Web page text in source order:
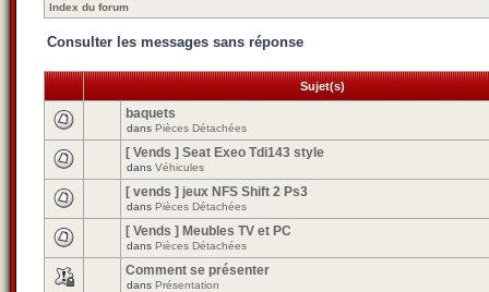
Index du forum
Consulter les messages sans réponse
Sujet(s)
baquets
dans Pièces Détachées
[ Vends ] Seat Exeo Tdi143 style
dans Véhicules
[ vends ] jeux NFS Shift 2 Ps3
dans Pièces Détachées
[ Vends ] Meubles TV et PC
dans Pièces Détachées
Comment se présenter
dans Présentation